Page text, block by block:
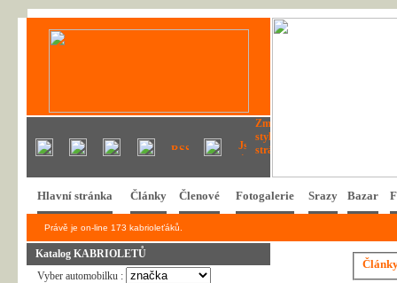
Hlavní stránka Články Členové Fotogalerie Srazy Bazar
Právě je on-line 173 kabrioleťáků.
Katalog KABRIOLETŮ
Vyber automobilku :